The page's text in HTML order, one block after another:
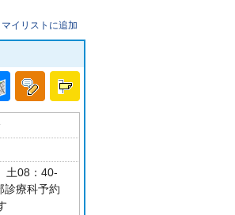
マイリストに追加
08：40-
療科予約